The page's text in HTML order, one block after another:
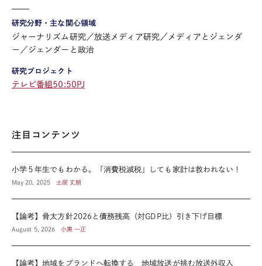
研究分野・主な関心領域
ジャーナリズム研究／放送メディア研究／メディアとジェンダ
ー／ジェンダーと政治
研究プロジェクト
テレビ番組50:50PJ
注目コンテンツ
小学５年生でもわかる。「消費税減税」しても家計は救われない！
May 20, 2025 土居 丈朗
【論考】骨太方針2026と債務残高（対GDP比）引き下げ目標
August 5, 2026 小黒 一正
【論考】地域をブランドへ転換する 地域放送が挑む放送外収入